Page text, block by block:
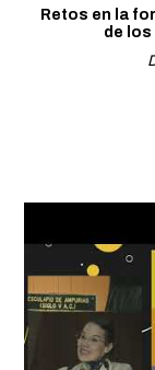
Retos en la
de